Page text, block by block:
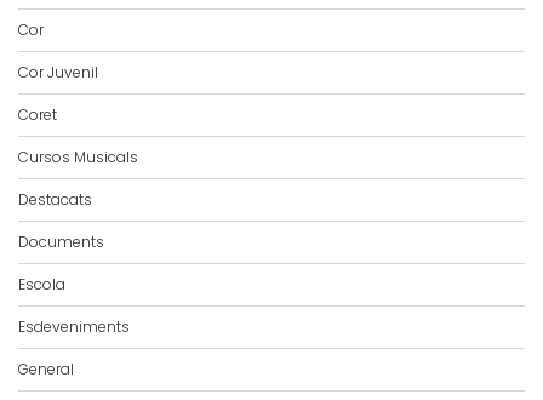
Cor
Cor Juvenil
Coret
Cursos Musicals
Destacats
Documents
Escola
Esdeveniments
General